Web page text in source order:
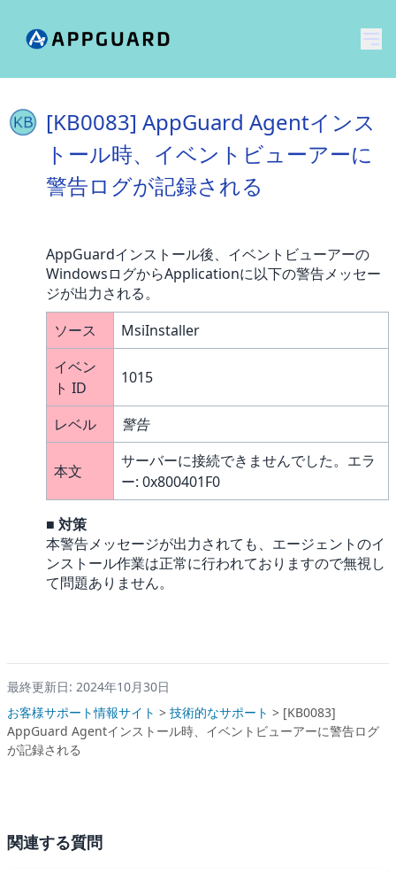
メ
[KB0083] AppGuard Agentインス
トール時、イベントビューアーに
警告ログが記録される
AppGuardインストール後、イベントビューアーの
WindowsログからApplicationに以下の警告メッセー
ジが出力される。
ソース
MsiInstaller
イベン
ト ID
1015
レベル 警告
本文
サーバーに接続できませんでした。エラ
ー: 0x800401F0
■ 対策
本警告メッセージが出力されても、エージェントのイ
ンストール作業は正常に行われておりますので無視し
て問題ありません。
最終更新日: 2024年10月30日
お客様サポート情報サイト > 技術的なサポート > [KB0083]
AppGuard Agentインストール時、イベントビューアーに警告ログ
が記録される
関連する質問